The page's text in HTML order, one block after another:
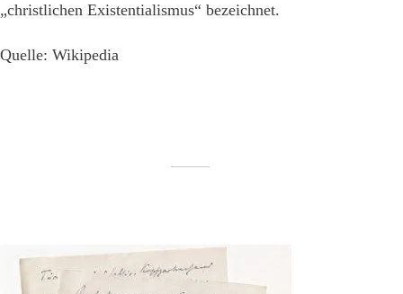
„christlichen Existentialismus“ bezeichnet.
Quelle: Wikipedia